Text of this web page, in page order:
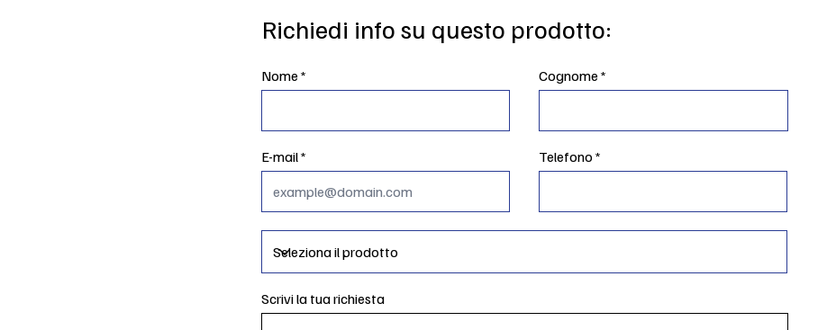
Richiedi info su questo prodotto:
Nome Cognome
E-mail Telefono
Scrivi la tua richiesta